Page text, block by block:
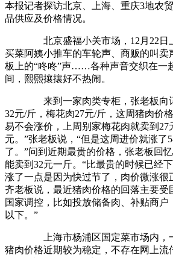
本报记者探访北京、上海、重庆3地农
品供应及价格情况。
北京盛福小关市场，12月22日上
买菜阿姨小推车的车轮声、商贩的叫卖
板上的“咚咚”声……各种声音交织在一
间，熙熙攘攘好不热闹。
来到一家肉类专柜，张老板向记
32元/斤，梅花肉27元/斤，这周猪肉价
易不会涨价，上周别家梅花肉就卖到27
元。”张老板说，“但是这周进价就涨了
了。”问到近期最贵的价格，张老板回
能卖到32元一斤。“比最贵的时候已经
涨了一点是因为快过节了，肉价微涨很
齐老板说，最近猪肉价格的回落主要受
国家调控，比如投放储备肉、补贴商户
以下。”
上海市杨浦区国定菜市场内，一
猪肉价格近期较为稳定，不存在网上流